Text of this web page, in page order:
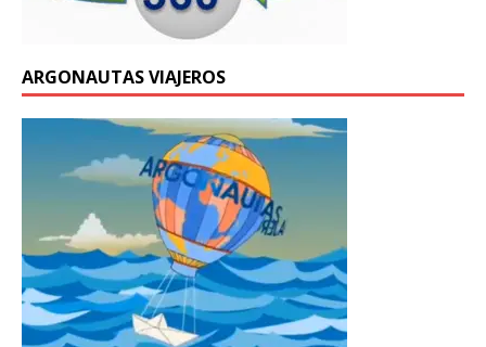
ARGONAUTAS VIAJEROS